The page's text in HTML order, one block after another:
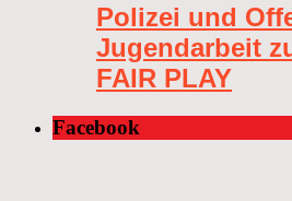
Polizei und
Jugendarbeit
FAIR PLAY
Facebook